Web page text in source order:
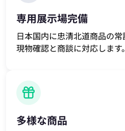
専用展示場完備
日本国内に忠清北道商品の常
現物確認と商談に対応します。
多様な商品